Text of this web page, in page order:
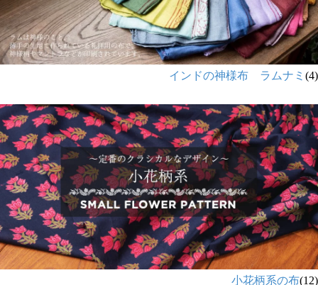
インドの神様布 ラムナミ (4)
小花柄系の布(12)